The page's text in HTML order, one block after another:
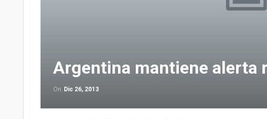
Argentina mantiene alerta
On Dic 26, 2013